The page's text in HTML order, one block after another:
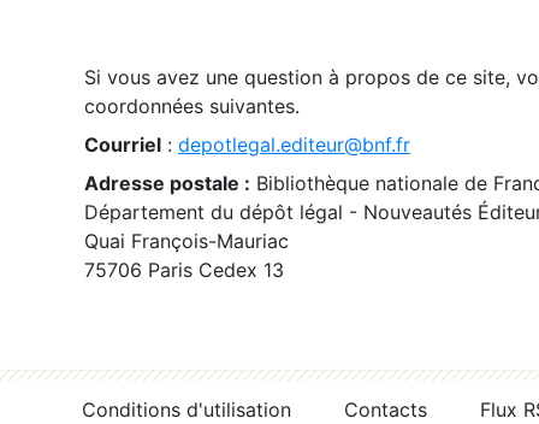
Si vous avez une question à propos de ce site,
coordonnées suivantes.
Courriel : depotlegal.editeur@bnf.fr
Adresse postale : Bibliothèque nationale de
Département du dépôt légal - Nouveautés
Quai François-Mauriac
75706 Paris Cedex 13
Conditions d'utilisation Contacts
Flux